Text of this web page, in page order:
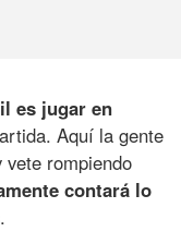
es jugar en
Aquí la gente
vete rompiendo
contará lo
.